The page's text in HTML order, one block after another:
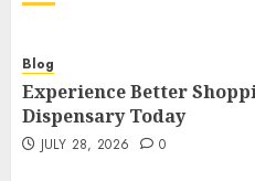
Blog
Experience Better
Dispensary Today
JULY 28, 2026 0